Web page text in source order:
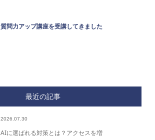
質問力アップ講座を受講してきました
最近の記事
2026.07.30
AIに選ばれる対策とは？アクセスを増